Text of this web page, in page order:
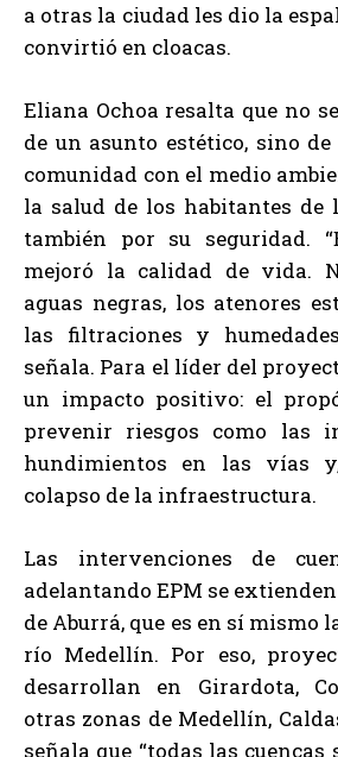
a otras la ciudad les dio la
convirtió en cloacas.
Eliana Ochoa resalta que no
de un asunto estético, sino
comunidad con el medio
la salud de los habitantes de
también por su seguridad.
mejoró la calidad de vida.
aguas negras, los atenores
las filtraciones y
señala. Para el líder del
un impacto positivo: el
prevenir riesgos como las
hundimientos en las vías
colapso de la infraestructura.
Las intervenciones de
adelantando EPM se
de Aburrá, que es en sí mismo
río Medellín. Por eso,
desarrollan en Girardota,
otras zonas de Medellín,
señala que “todas las